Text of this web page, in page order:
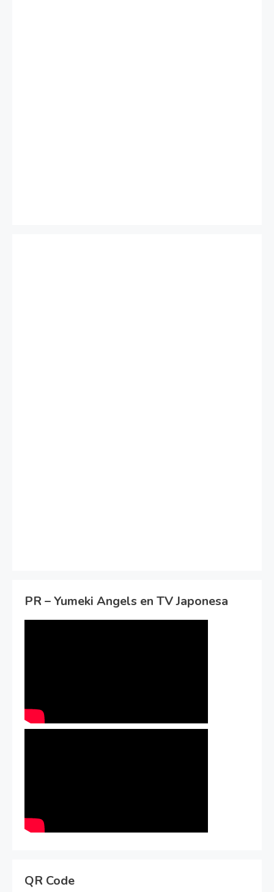
PR – Yumeki Angels en TV Japonesa
QR Code